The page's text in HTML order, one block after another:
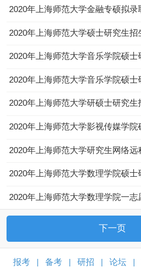
下一页
报考 备考 研招 论坛